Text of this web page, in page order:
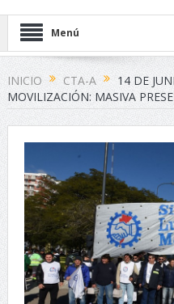
Menú
INICIO CTA-A
14 DE
MOVILIZACIÓN: MASIVA